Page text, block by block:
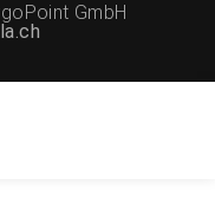
GmbH